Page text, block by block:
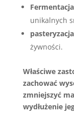
Fermentacja
unikalnych
pasteryzacja
żywności.
Właściwe
zachować
zmniejszyć
wydłużenie